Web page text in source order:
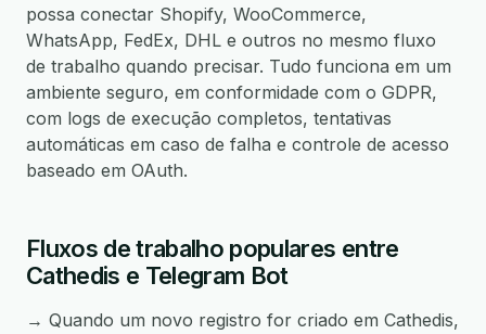
possa conectar Shopify, WooCommerce,
WhatsApp, FedEx, DHL e outros no mesmo fluxo
de trabalho quando precisar. Tudo funciona em um
ambiente seguro, em conformidade com o GDPR,
com logs de execução completos, tentativas
automáticas em caso de falha e controle de acesso
baseado em OAuth.
Fluxos de trabalho populares entre
Cathedis e Telegram Bot
→ Quando um novo registro for criado em Cathedis,